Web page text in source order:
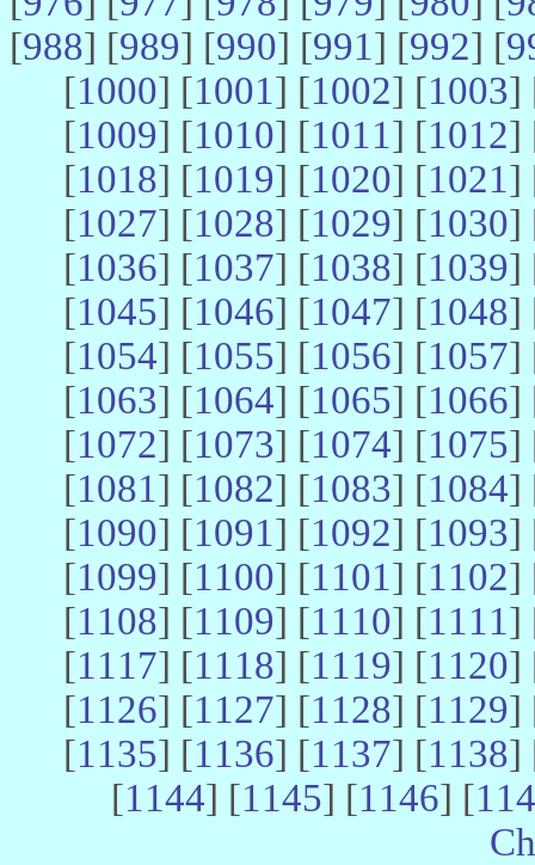
[988] [989] [990] [991] [992] [
[1000] [1001] [1002] [1003]
[1009] [1010] [1011] [1012]
[1018] [1019] [1020] [1021]
[1027] [1028] [1029] [1030]
[1036] [1037] [1038] [1039]
[1045] [1046] [1047] [1048]
[1054] [1055] [1056] [1057]
[1063] [1064] [1065] [1066]
[1072] [1073] [1074] [1075]
[1081] [1082] [1083] [1084]
[1090] [1091] [1092] [1093]
[1099] [1100] [1101] [1102]
[1108] [1109] [1110] [1111]
[1117] [1118] [1119] [1120]
[1126] [1127] [1128] [1129]
[1135] [1136] [1137] [1138]
[1144] [1145] [1146] [